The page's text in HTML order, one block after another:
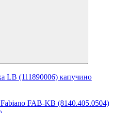
LB (111890006) капучино